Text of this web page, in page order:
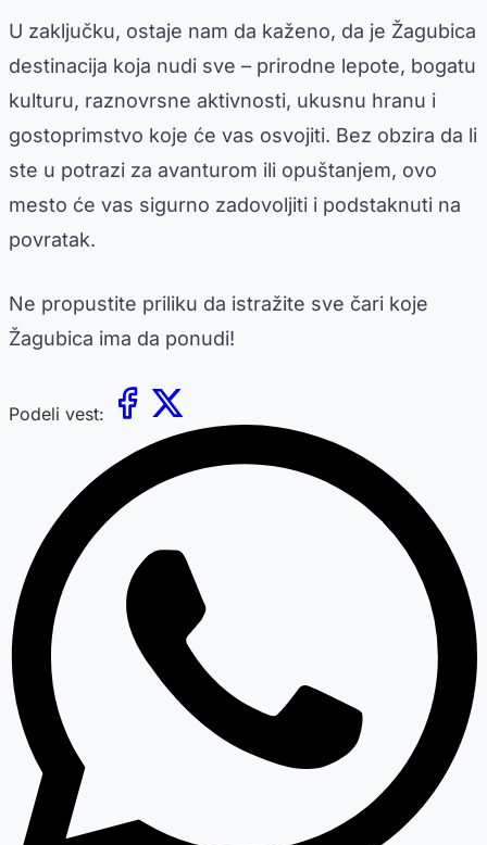
U zaključku, ostaje nam da kaženo, da je Žagubica
destinacija koja nudi sve – prirodne lepote, bogatu
kulturu, raznovrsne aktivnosti, ukusnu hranu i
gostoprimstvo koje će vas osvojiti. Bez obzira da li
ste u potrazi za avanturom ili opuštanjem, ovo
mesto će vas sigurno zadovoljiti i podstaknuti na
povratak.
Ne propustite priliku da istražite sve čari koje
Žagubica ima da ponudi!
Podeli vest: